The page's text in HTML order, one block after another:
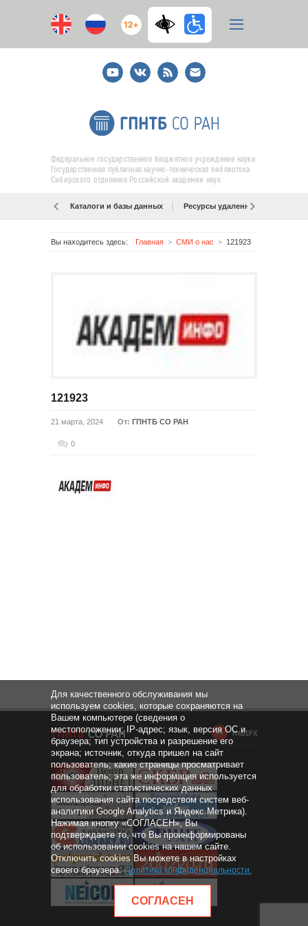
12+
YoutubeВКонтакте
RSS
E-
mail
подписка
Федеральное государственное бюджетное учреждение науки
Государственная публичная научно-техническая библиотека
Сибирского отделения Российской академии наук
Каталоги и базы данных Ресурсы удаленного доступа
Вы находитесь здесь: Главная СМИ о нас 121923
121923
21 марта, 2024 От: ГПНТБ СО РАН
0
НАВЕРХ
Для качественного обслуживания мы
используем cookies, которые сохраняются на
Вашем компьютере (сведения о
местоположении; IP-адрес; язык, версия ОС и
браузера; тип устройства и разрешение его
экрана; источник, откуда пришел на сайт
пользователь; какие страницы просматривает
пользователь; эта же информация используется
для обработки статистических данных
использования сайта посредством систем веб-
аналитики Google Analytics и Яндекс.Метрика).
Нажимая кнопку «СОГЛАСЕН», Вы
подтверждаете то, что Вы проинформированы
об использовании cookies на нашем сайте.
Отключить cookies Вы можете в настройках
своего браузера.Политика конфиденциальности.
СОГЛАСЕН